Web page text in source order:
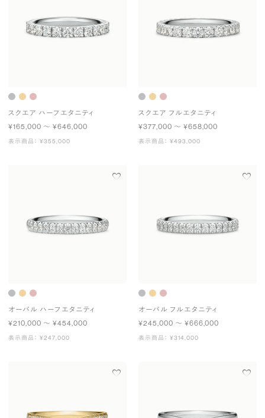
スクエア ハーフエタニティ
¥165,000 〜 ¥646,000
表示商品： ¥355,000
スクエア フルエタニティ
¥377,000 〜 ¥658,000
表示商品： ¥493,000
オーバル ハーフエタニティ
¥210,000 〜 ¥454,000
表示商品： ¥247,000
オーバル フルエタニティ
¥245,000 〜 ¥666,000
表示商品： ¥314,000